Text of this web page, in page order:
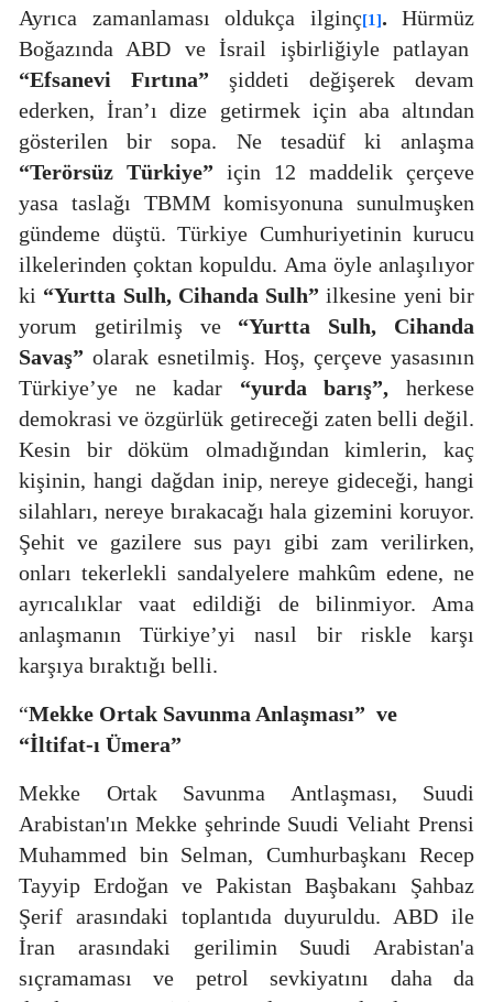
Ayrıca zamanlaması oldukça ilginç[1]. Hürmüz
Boğazında ABD ve İsrail işbirliğiyle patlayan
“Efsanevi Fırtına” şiddeti değişerek devam
ederken, İran’ı dize getirmek için aba altından
gösterilen bir sopa. Ne tesadüf ki anlaşma
“Terörsüz Türkiye” için 12 maddelik çerçeve
yasa taslağı TBMM komisyonuna sunulmuşken
gündeme düştü. Türkiye Cumhuriyetinin kurucu
ilkelerinden çoktan kopuldu. Ama öyle anlaşılıyor
ki “Yurtta Sulh, Cihanda Sulh” ilkesine yeni bir
yorum getirilmiş ve “Yurtta Sulh, Cihanda
Savaş” olarak esnetilmiş. Hoş, çerçeve yasasının
Türkiye’ye ne kadar “yurda barış”, herkese
demokrasi ve özgürlük getireceği zaten belli değil.
Kesin bir döküm olmadığından kimlerin, kaç
kişinin, hangi dağdan inip, nereye gideceği, hangi
silahları, nereye bırakacağı hala gizemini koruyor.
Şehit ve gazilere sus payı gibi zam verilirken,
onları tekerlekli sandalyelere mahkûm edene, ne
ayrıcalıklar vaat edildiği de bilinmiyor. Ama
anlaşmanın Türkiye’yi nasıl bir riskle karşı
karşıya bıraktığı belli.
“Mekke Ortak Savunma Anlaşması” ve
“İltifat-ı Ümera”
Mekke Ortak Savunma Antlaşması, Suudi
Arabistan'ın Mekke şehrinde Suudi Veliaht Prensi
Muhammed bin Selman, Cumhurbaşkanı Recep
Tayyip Erdoğan ve Pakistan Başbakanı Şahbaz
Şerif arasındaki toplantıda duyuruldu. ABD ile
İran arasındaki gerilimin Suudi Arabistan'a
sıçramaması ve petrol sevkiyatını daha da